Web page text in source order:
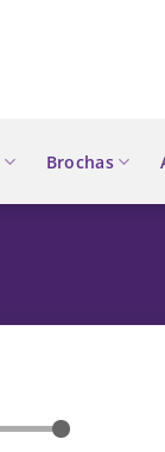
Brochas